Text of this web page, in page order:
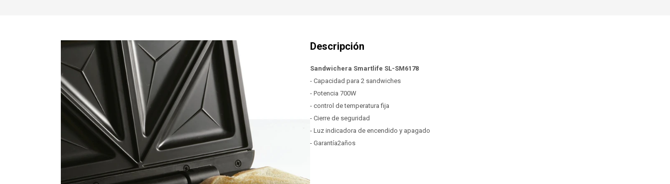
Sandwichera Smartlife SL-SM6178
- Capacidad para 2 sandwiches
- Potencia 700W
- control de temperatura fija
- Cierre de seguridad
- Luz indicadora de encendido y apagado
- Garantía2años